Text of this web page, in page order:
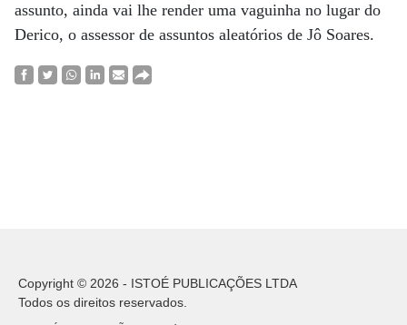
assunto, ainda vai lhe render uma vaguinha no lugar do
Derico, o assessor de assuntos aleatórios de Jô Soares.
Copyright © 2026 - ISTOÉ PUBLICAÇÕES LTDA
Todos os direitos reservados.